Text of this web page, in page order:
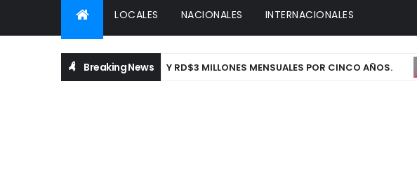
LOCALES NACIONALES INTERNACIONALES
Breaking News
C O N US1 MILLÓN Y RD$3 MILLONES MENSUALES POR CINCO AÑOS.